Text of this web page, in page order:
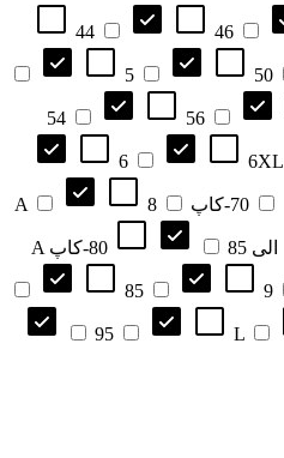
44 46
5 50
54 56
6 6XL
70
8
80-کاپ A
85 9
95 L